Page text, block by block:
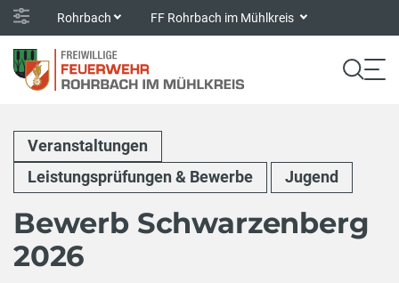
Rohrbach FF Rohrbach im Mühlkreis
Veranstaltungen
Leistungsprüfungen & Bewerbe
Jugend
Bewerb Schwarzenberg
2026